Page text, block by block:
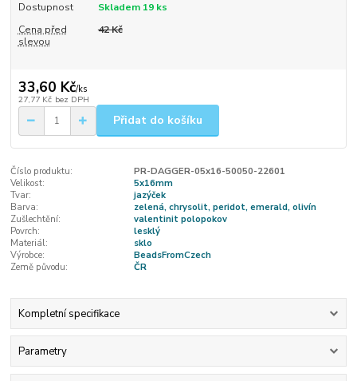
Dostupnost
Skladem 19 ks
Cena před
slevou
42 Kč
33,60 Kč/ks
27,77 Kč bez DPH
Přidat do košíku
Číslo produktu:
PR-DAGGER-05x16-50050-22601
Velikost:
5x16mm
Tvar:
jazýček
Barva:
zelená, chrysolit, peridot, emerald, olivín
Zušlechtění:
valentinit polopokov
Povrch:
lesklý
Materiál:
sklo
Výrobce:
BeadsFromCzech
Země původu:
ČR
Kompletní specifikace
Parametry